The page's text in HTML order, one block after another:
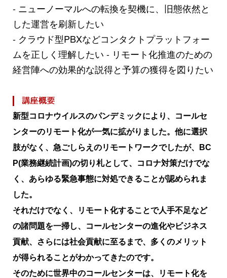
- ニューノーマルへの転換を契機に、旧態依然と
した運営を刷新したい
- クラウド型PBXなどコンタクトプラットフォー
ムを正しく理解したい - リモート化推進のための
経営陣への効果的な説得と予算の獲得を図りたい
新型コロナウイルスのパンデミックにより、コールセ
ンターのリモート化が一気に拡がりました。他に選択
肢がなく、急ごしらえのリモートワークでしたが、BC
P(業務継続計画)の切り札として、コロナ対策だけでな
く、あらゆる緊急事態に対処できることが認められま
した。
それだけでなく、リモート化することで人手不足など
の諸問題を一掃し、コールセンターの進化やビジネス
貢献、さらには社会貢献に至るまで、多くのメリット
が得られることがわかってきたのです。
そのために世界中のコールセンターは、リモート化を